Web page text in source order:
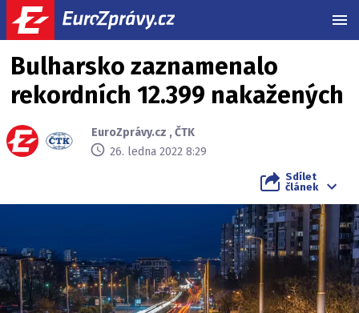
Bulharsko zaznamenalo
rekordních 12.399 nakažených
EuroZprávy.cz ,ČTK
26. ledna 2022 8:29
Sdílet
článek